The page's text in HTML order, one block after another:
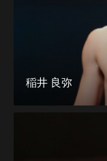
稲井 良弥